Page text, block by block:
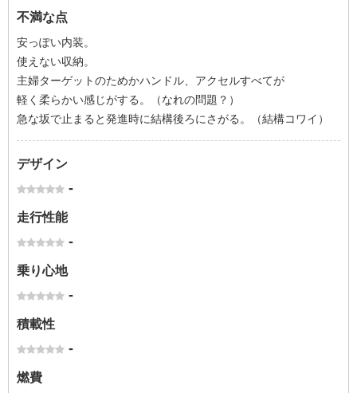
不満な点
安っぽい内装。
使えない収納。
主婦ターゲットのためかハンドル、アクセルすべてが
軽く柔らかい感じがする。（なれの問題？）
急な坂で止まると発進時に結構後ろにさがる。（結構コワイ）
デザイン
-
走行性能
-
乗り心地
-
積載性
-
燃費